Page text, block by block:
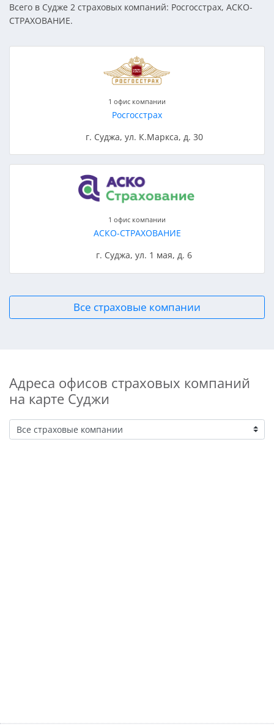
Всего в Судже 2 страховых компаний: Росгосстрах, АСКО-
СТРАХОВАНИЕ.
1 офис компании
Росгосстрах
г. Суджа, ул. К.Маркса, д. 30
1 офис компании
АСКО-СТРАХОВАНИЕ
г. Суджа, ул. 1 мая, д. 6
Все страховые компании
Адреса офисов страховых компаний
на карте Суджи